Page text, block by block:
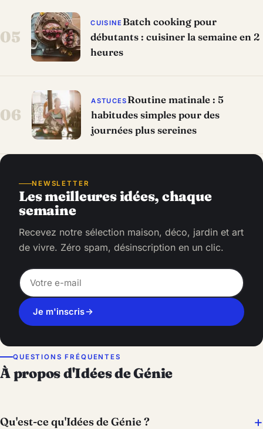
05
CUISINE Batch cooking pour
débutants : cuisiner la semaine en 2
heures
06
ASTUCES Routine matinale : 5
habitudes simples pour des
journées plus sereines
NEWSLETTER
Les meilleures idées, chaque
semaine
Recevez notre sélection maison, déco, jardin et art
de vivre. Zéro spam, désinscription en un clic.
Je m'inscris
QUESTIONS FRÉQUENTES
À propos d'Idées de Génie
Qu'est-ce qu'Idées de Génie ?